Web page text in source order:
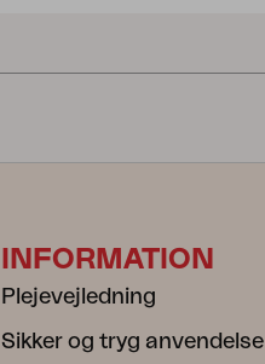
INFORMATION
Plejevejledning
Sikker og tryg anvendelse